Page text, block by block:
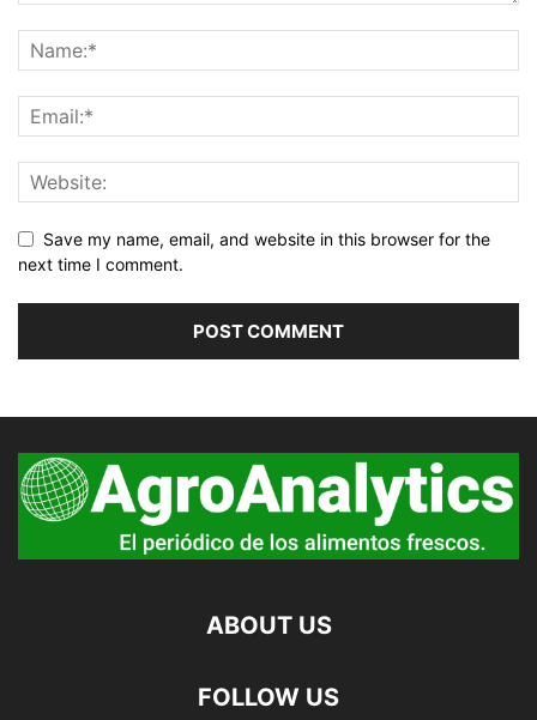
Save my name, email, and website in this browser for the
next time I comment.
ABOUT US
FOLLOW US